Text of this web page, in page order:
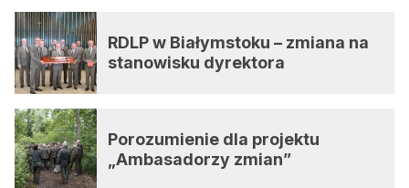
RDLP w Białymstoku – zmiana na
stanowisku dyrektora
Porozumienie dla projektu
„Ambasadorzy zmian”